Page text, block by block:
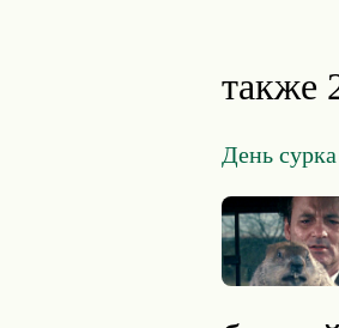
также
День сурка